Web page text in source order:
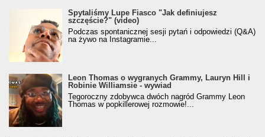
Spytaliśmy Lupe Fiasco "Jak definiujesz
szczęście?" (video)
Podczas spontanicznej sesji pytań i odpowiedzi (Q&A)
na żywo na Instagramie...
Leon Thomas o wygranych Grammy, Lauryn Hill i
Robinie Williamsie - wywiad
Tegoroczny zdobywca dwóch nagród Grammy Leon
Thomas w popkillerowej rozmowie!...